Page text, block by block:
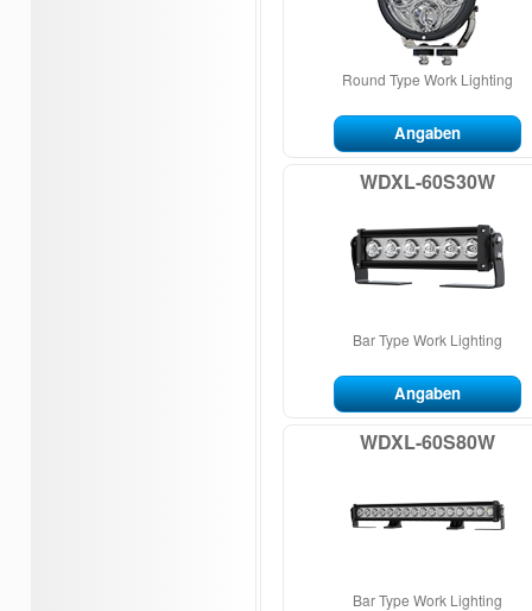
Round Type Work Lighting
Angaben
WDXL-60S30W
Bar Type Work Lighting
Angaben
WDXL-60S80W
Bar Type Work Lighting